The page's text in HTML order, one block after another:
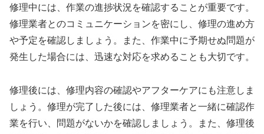
修理中には、作業の進捗状況を確認することが重要です。
修理業者とのコミュニケーションを密にし、修理の進め方
や予定を確認しましょう。また、作業中に予期せぬ問題が
発生した場合には、迅速な対応を求めることも大切です。
修理後には、修理内容の確認やアフターケアにも注意しま
しょう。修理が完了した後には、修理業者と一緒に確認作
業を行い、問題がないかを確認しましょう。また、修理後